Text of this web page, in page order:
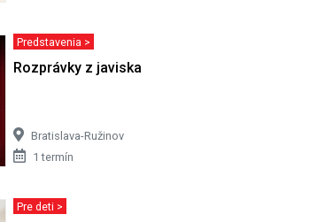
Predstavenia >
Rozprávky z javiska
Bratislava-Ružinov
1 termín
Pre deti >